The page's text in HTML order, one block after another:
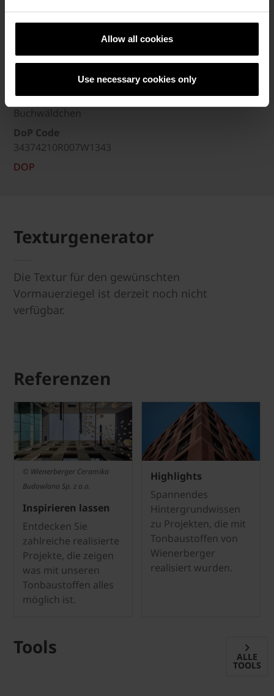
Allow all cookies
Use necessary cookies only
34374210
Wasseraufnahme
Werk
Buchwäldchen
DoP Code
34374210R007W1343
DOP
Texturgenerator
Die Textur für den gewünschten
Vormauerziegel ist derzeit noch nicht
verfügbar.
Referenzen
© Wienerberger Ceramika
Budowlana Sp. z o.o.
Inspirieren lassen
Entdecken Sie
zahlreiche realisierte
Projekte, die zeigen
was mit unseren
Tonbaustoffen alles
möglich ist.
Highlights
Spannendes
Hintergrundwissen
zu Projekten, die mit
Tonbaustoffen von
Wienerberger
realisiert wurden.
Tools ALLE
TOOLS